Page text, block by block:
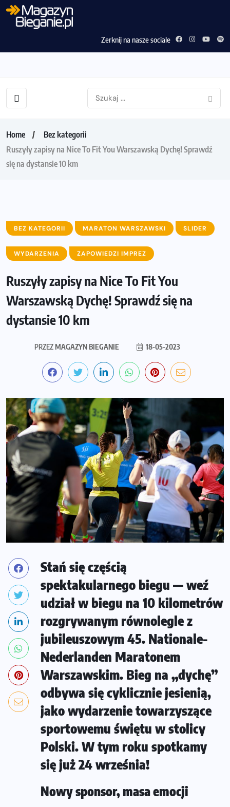
Zerknij na nasze sociale
Home
Bez kategorii
Ruszyły zapisy na Nice To Fit You Warszawską Dychę! Sprawdź
się na dystansie 10 km
BEZ KATEGORII MARATON WARSZAWSKI SLIDER
WYDARZENIA ZAPOWIEDZI IMPREZ
Ruszyły zapisy na Nice To Fit You
Warszawską Dychę! Sprawdź się na
dystansie 10 km
PRZEZMAGAZYN BIEGANIE 18-05-2023
Stań się częścią
spektakularnego biegu — weź
udział w biegu na 10 kilometrów
rozgrywanym równolegle z
jubileuszowym 45. Nationale-
Nederlanden Maratonem
Warszawskim. Bieg na „dychę”
odbywa się cyklicznie jesienią,
jako wydarzenie towarzyszące
sportowemu świętu w stolicy
Polski. W tym roku spotkamy
się już 24 września!
Nowy sponsor, masa emocji